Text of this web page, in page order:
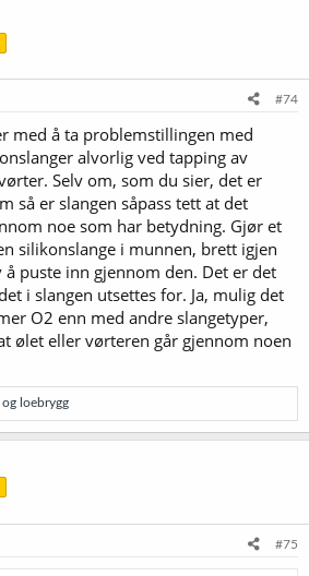
#74
med å ta problemstillingen med
alvorlig ved tapping av
Selv om, som du sier, det er
så er slangen såpass tett at det
noe som har betydning. Gjør et
silikonslange i munnen, brett igjen
puste inn gjennom den. Det er det
i slangen utsettes for. Ja, mulig det
O2 enn med andre slangetyper,
ølet eller vørteren går gjennom noen
og loebrygg
#75